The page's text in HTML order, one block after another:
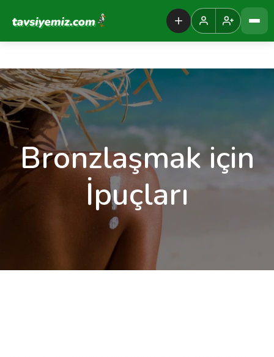
Tavsiyemiz Anasayfa
Bronzlaşmak için
İpuçları